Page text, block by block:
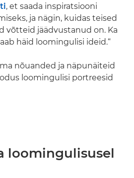
, et saada inspiratsiooni
ja nägin, kuidas teised
võtteid jäädvustanud on. Ka
häid loomingulisi ideid.“
nõuanded ja näpunäiteid
loomingulisi portreesid
loomingulisusel